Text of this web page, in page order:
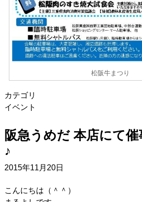
松阪牛まつり
カテゴリ
イベント
阪急うめだ 本店にて
♪
2015年11月20日
こんにちは（＾＾）